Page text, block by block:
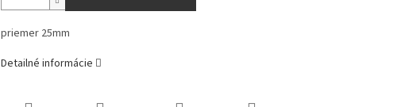
priemer 25mm
Detailné informácie